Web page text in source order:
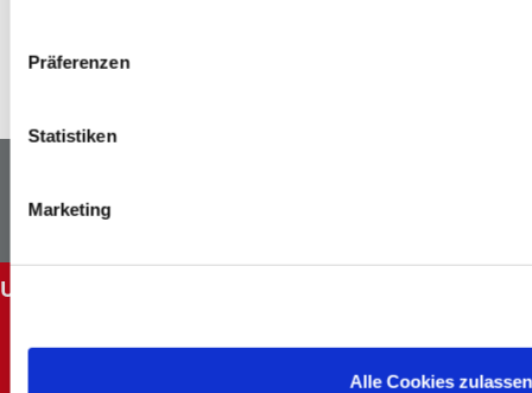
Präferenzen
Statistiken
Marketing
Alle Cookies zulassen
Entsorgung.
UNSERE SERVICES
Batteriehinweis